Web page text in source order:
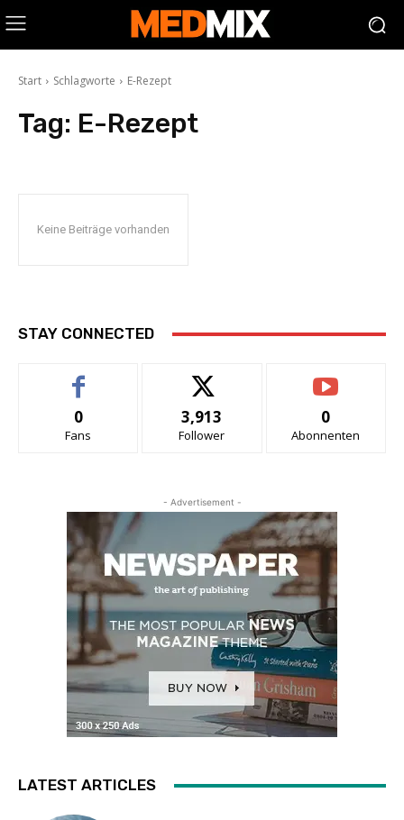
Start Schlagworte E-Rezept
Tag: E-Rezept
Keine Beiträge vorhanden
STAY CONNECTED
0
Fans
3,913
Follower
0
Abonnenten
- Advertisement -
LATEST ARTICLES